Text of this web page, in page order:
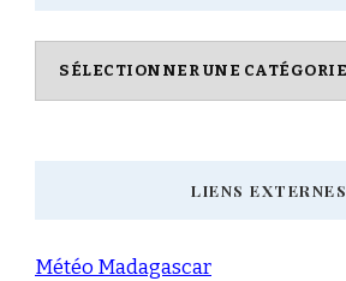
Catégories
LIENS EXTERNES
Météo Madagascar